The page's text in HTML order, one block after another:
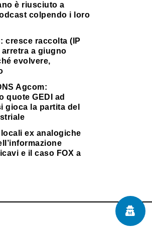
è riusciuto a
colpendo i loro
cresce raccolta (IP
a giugno
evolvere,
Agcom:
quote GEDI ad
gioca la partita del
ex analogiche
e il caso FOX a